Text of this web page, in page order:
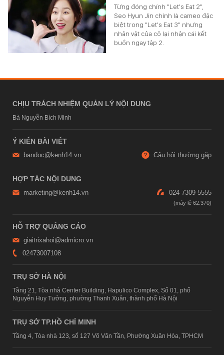
Từng đóng chính "Let's Eat 2",
Seo Hyun Jin chính là cameo đặc
biệt trong "Let's Eat 3" nhưng
nhân vật của cô lại nhận cái kết
buồn ngay tập 2.
CHỊU TRÁCH NHIỆM QUẢN LÝ NỘI DUNG
Bà Nguyễn Bích Minh
Ý KIẾN BÀI VIẾT
bandoc@kenh14.vn Câu hỏi thường gặp
HỢP TÁC NỘI DUNG
marketing@kenh14.vn 024 7309 5555
HỖ TRỢ QUẢNG CÁO
giaitrixahoi@admicro.vn
02473007108
TRỤ SỞ HÀ NỘI
Tầng 21, Tòa nhà Center Building, Hapulico Complex, Số 01, phố
Nguyễn Huy Tưởng, phường Thanh Xuân, thành phố Hà Nội
TRỤ SỞ TP.HỒ CHÍ MINH
Tầng 4, Tòa nhà 123, số 127 Võ Văn Tần, Phường Xuân Hòa, TPHCM